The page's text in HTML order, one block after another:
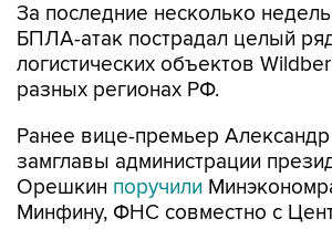
За последние несколько
БПЛА-атак пострадал целый
логистических объектов
разных регионах РФ.
Ранее вице-премьер
замглавы администрации
Орешкин поручили
Минфину, ФНС совместно с